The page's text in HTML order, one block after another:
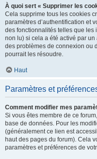
À quoi sert « Supprimer les
Cela supprime tous les cookies
paramètres d’authentification et
des fonctionnalités telles que les
non lu) si cela a été activé par
des problèmes de connexion ou
pourrait les résoudre.
Haut
Paramètres et
Comment modifier mes
Si vous êtes membre de ce
base de données. Pour les
(généralement ce lien est
haut des pages du forum). Cela
paramètres et préférences de